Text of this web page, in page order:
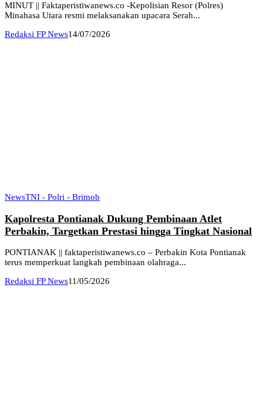
MINUT || Faktaperistiwanews.co -Kepolisian Resor (Polres)
Minahasa Utara resmi melaksanakan upacara Serah...
Redaksi FP News14/07/2026
NewsTNI - Polri - Brimob
Kapolresta Pontianak Dukung Pembinaan Atlet
Perbakin, Targetkan Prestasi hingga Tingkat Nasional
PONTIANAK || faktaperistiwanews.co – Perbakin Kota Pontianak
terus memperkuat langkah pembinaan olahraga...
Redaksi FP News11/05/2026